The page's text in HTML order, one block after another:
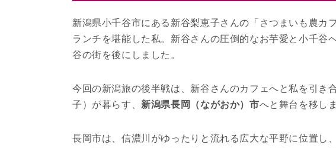
新潟県小千谷市にある新谷梨恵子さんの「さつまいも農カ
ランチを堪能した私。新谷さんの圧倒的なお芋愛と小千谷
谷の街を後にしました。
今回の新潟旅の後半戦は、新谷さんのカフェへと私を引き
子）が暮らす、 新潟県長岡（ながおか）市へと舞台を移しま
長岡市は、信濃川がゆったりと流れる広大な平野に位置し